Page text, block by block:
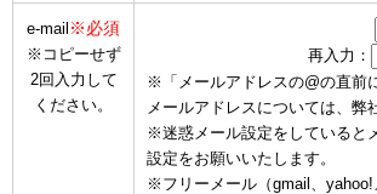
e-mail ※必須
※コピーせず
2回入力して
ください。
再入力：
※「メールアドレスの@の直前
メールアドレスについては、弊
※迷惑メール設定をしていると
設定をお願いいたします。
※フリーメール（gmail、